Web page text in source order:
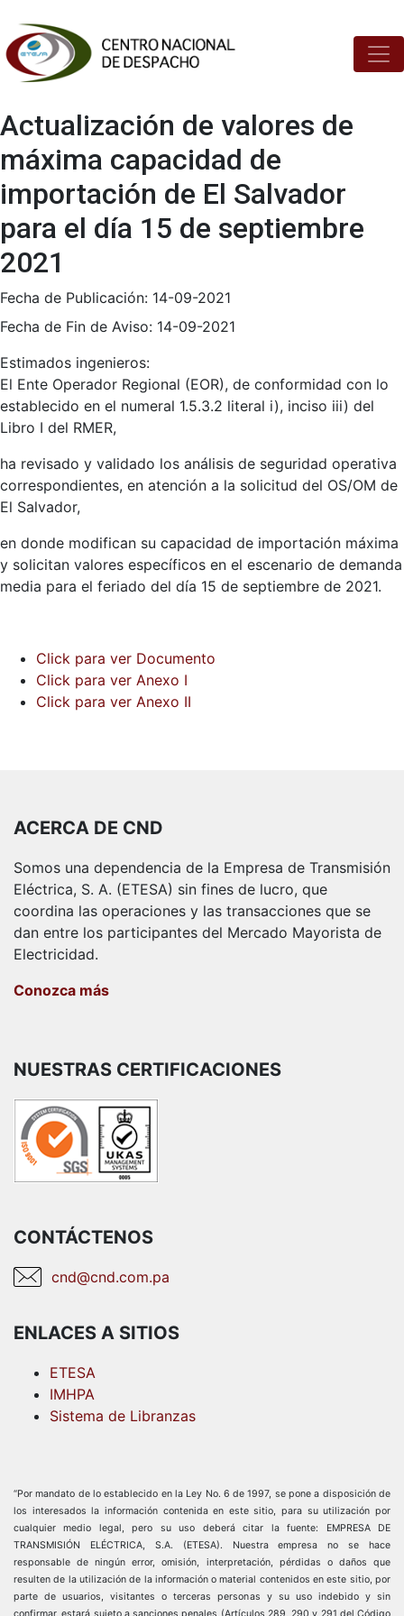
Actualización de valores de
máxima capacidad de
importación de El Salvador
para el día 15 de septiembre
2021
Fecha de Publicación: 14-09-2021
Fecha de Fin de Aviso: 14-09-2021
Estimados ingenieros:
El Ente Operador Regional (EOR), de conformidad con lo
establecido en el numeral 1.5.3.2 literal i), inciso iii) del
Libro I del RMER,
ha revisado y validado los análisis de seguridad operativa
correspondientes, en atención a la solicitud del OS/OM de
El Salvador,
en donde modifican su capacidad de importación máxima
y solicitan valores específicos en el escenario de demanda
media para el feriado del día 15 de septiembre de 2021.
Click para ver Documento
Click para ver Anexo I
Click para ver Anexo II
ACERCA DE CND
Somos una dependencia de la Empresa de Transmisión
Eléctrica, S. A. (ETESA) sin fines de lucro, que
coordina las operaciones y las transacciones que se
dan entre los participantes del Mercado Mayorista de
Electricidad.
Conozca más
NUESTRAS CERTIFICACIONES
CONTÁCTENOS
cnd@cnd.com.pa
ENLACES A SITIOS
ETESA
IMHPA
Sistema de Libranzas
“Por mandato de lo establecido en la Ley No. 6 de 1997, se pone a disposición de
los interesados la información contenida en este sitio, para su utilización por
cualquier medio legal, pero su uso deberá citar la fuente: EMPRESA DE
TRANSMISIÓN ELÉCTRICA, S.A. (ETESA). Nuestra empresa no se hace
responsable de ningún error, omisión, interpretación, pérdidas o daños que
resulten de la utilización de la información o material contenidos en este sitio, por
parte de usuarios, visitantes o terceras personas y su uso indebido y sin